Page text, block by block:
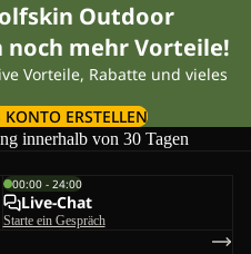
Outdoor
mehr Vorteile!
Vorteile, Rabatte und vieles
KONTO ERSTELLEN
innerhalb von 30 Tagen
00:00 - 24:00
Live-Chat
Starte ein Gespräch